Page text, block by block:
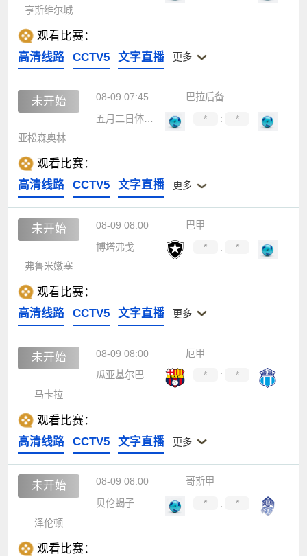
亨斯维尔城
观看比赛：
高清线路
CCTV5 文字直播 更多
未开始 08-09 07:45
巴拉后备
五月二日体育会后备队
* :
*
亚松森奥林匹亚后备队
观看比赛：
高清线路
CCTV5 文字直播 更多
未开始 08-09 08:00
巴甲
博塔弗戈
* :
*
弗鲁米嫩塞
观看比赛：
高清线路
CCTV5 文字直播 更多
未开始 08-09 08:00
厄甲
瓜亚基尔巴塞罗那
* :
*
马卡拉
观看比赛：
高清线路
CCTV5 文字直播 更多
未开始 08-09 08:00
哥斯甲
贝伦蝎子
* :
*
泽伦顿
观看比赛：